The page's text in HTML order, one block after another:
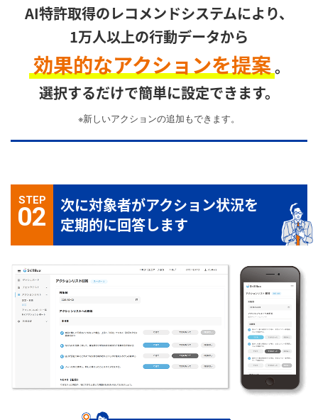
AI特許取得のレコメンドシステムにより、
1万人以上の行動データから
効果的なアクションを提案 。
選択するだけで簡単に設定できます。
※新しいアクションの追加もできます。
STEP
02
次に対象者がアクション状況を
定期的に回答します